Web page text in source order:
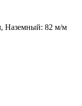
Наземный: 82 м/м